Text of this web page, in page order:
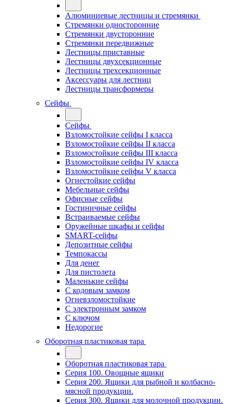
Алюминиевые лестницы и стремянки
Стремянки односторонние
Стремянки двусторонние
Стремянки передвижные
Лестницы приставные
Лестницы двухсекционные
Лестницы трехсекционные
Аксессуары для лестниц
Лестницы трансформеры
Сейфы
Сейфы
Взломостойкие сейфы I класса
Взломостойкие сейфы II класса
Взломостойкие сейфы III класса
Взломостойкие сейфы IV класса
Взломостойкие сейфы V класса
Огнестойкие сейфы
Мебельные сейфы
Офисные сейфы
Гостиничные сейфы
Встраиваемые сейфы
Оружейные шкафы и сейфы
SMART-сейфы
Депозитные сейфы
Темпокассы
Для денег
Для пистолета
Маленькие сейфы
С кодовым замком
Огневзломостойкие
С электронным замком
С ключом
Недорогие
Оборотная пластиковая тара
Оборотная пластиковая тара
Серия 100. Овощные ящики
Серия 200. Ящики для рыбной и колбасно-
мясной продукции.
Серия 300. Ящики для молочной продукции.